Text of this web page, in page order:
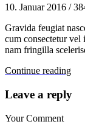
10. Januar 2016 /
Gravida feugiat
cum consectetur
nam fringilla
Continue reading
Leave a reply
Your Comment